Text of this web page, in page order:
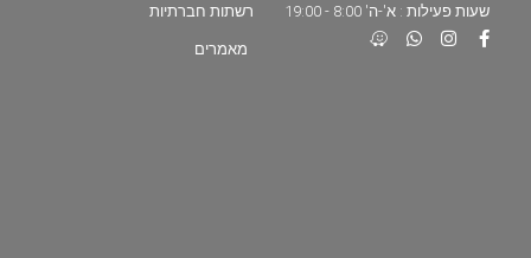
שעות פעילות : א'-ה' 8:00 - 19:00 רשתות חברתיות
מאמרים